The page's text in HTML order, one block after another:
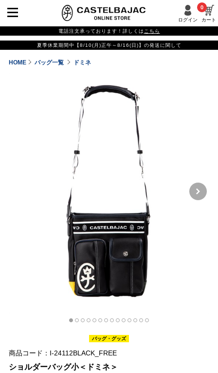
ログイン カート
0
電話注文承っております！詳しくは こちら
夏季休業期間中【8/10(月)正午～8/16(日)】の発送に関して
HOME バッグ一覧 ドミネ
バッグ・グッズ
商品コード：I-24112BLACK_FREE
ショルダーバッグ小＜ドミネ＞